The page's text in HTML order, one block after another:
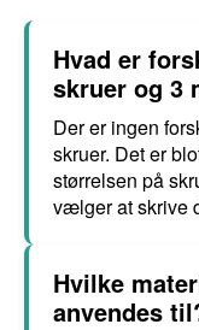
Hvad er
skruer og 3
Der er ingen
skruer. Det er
størrelsen på
vælger at skrive
Hvilke
anvendes